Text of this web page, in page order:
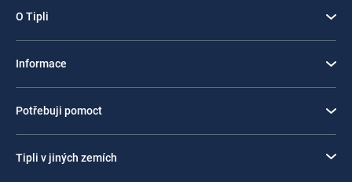
O Tipli
Informace
Potřebuji pomoct
Tipli v jiných zemích